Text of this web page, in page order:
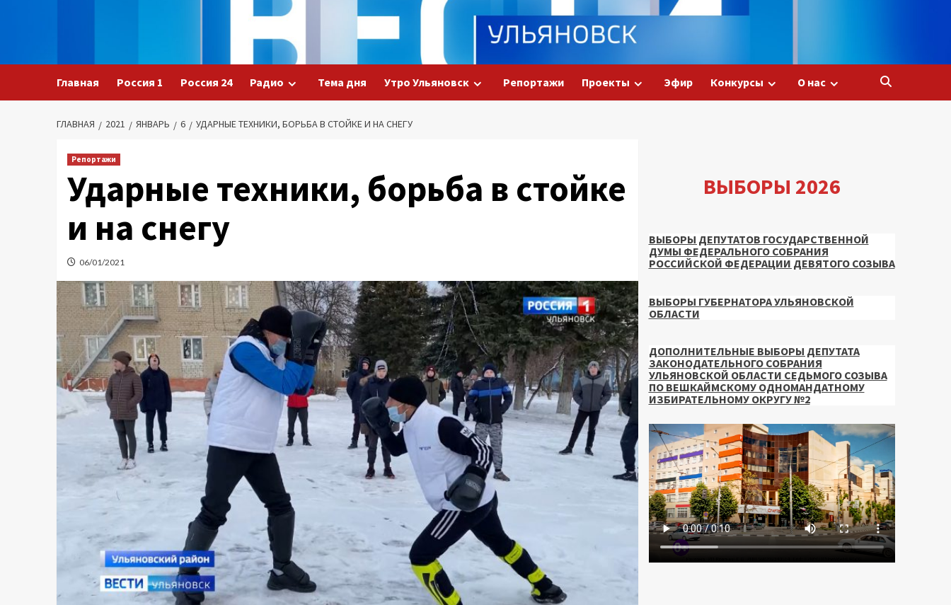
Главная Россия 1 Россия 24 Радио Тема дня Утро Ульяновск Репортажи Проекты Эфир Конкурсы О нас
ГЛАВНАЯ 2021 ЯНВАРЬ 6 УДАРНЫЕ ТЕХНИКИ, БОРЬБА В СТОЙКЕ И НА СНЕГУ
Репортажи
Ударные техники, борьба в стойке
и на снегу
06/01/2021
ВЫБОРЫ 2026
ВЫБОРЫ ДЕПУТАТОВ ГОСУДАРСТВЕННОЙ
ДУМЫ ФЕДЕРАЛЬНОГО СОБРАНИЯ
РОССИЙСКОЙ ФЕДЕРАЦИИ ДЕВЯТОГО СОЗЫВА
ВЫБОРЫ ГУБЕРНАТОРА УЛЬЯНОВСКОЙ
ОБЛАСТИ
ДОПОЛНИТЕЛЬНЫЕ ВЫБОРЫ ДЕПУТАТА
ЗАКОНОДАТЕЛЬНОГО СОБРАНИЯ
УЛЬЯНОВСКОЙ ОБЛАСТИ СЕДЬМОГО СОЗЫВА
ПО ВЕШКАЙМСКОМУ ОДНОМАНДАТНОМУ
ИЗБИРАТЕЛЬНОМУ ОКРУГУ №2